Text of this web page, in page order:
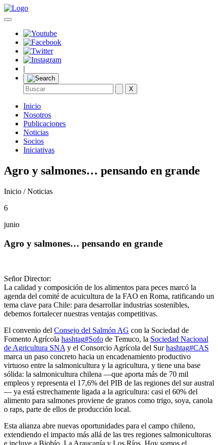
|
X
Inicio
Nosotros
Publicaciones
Noticias
Socios
Iniciativas
Agro y salmones… pensando en grande
Inicio / Noticias
6
junio
Agro y salmones… pensando en grande
Señor Director:
La calidad y composición de los alimentos para peces marcó la
agenda del comité de acuicultura de la FAO en Roma, ratificando un
tema clave para Chile: para desarrollar industrias sostenibles,
debemos fortalecer nuestras ventajas competitivas.
El convenio del Consejo del Salmón AG con la Sociedad de
Fomento Agrícola hashtag#Sofo de Temuco, la Sociedad Nacional
de Agricultura SNA y el Consorcio Agrícola del Surhashtag#CAS
marca un paso concreto hacia un encadenamiento productivo
virtuoso entre la salmonicultura y la agricultura, y tiene una base
sólida: la salmonicultura chilena —que aporta más de 70 mil
empleos y representa el 17,6% del PIB de las regiones del sur austral
— ya está estrechamente ligada a la agricultura: casi el 60% del
alimento para salmones proviene de granos como trigo, soya, canola
o raps, parte de ellos de producción local.
Esta alianza abre nuevas oportunidades para el campo chileno,
extendiendo el impacto más allá de las tres regiones salmonicultoras